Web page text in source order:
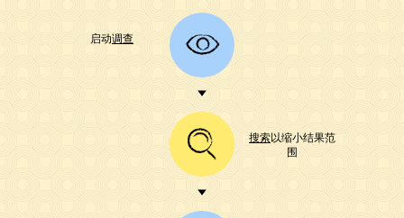
启动调查
搜索以缩小结果范
围